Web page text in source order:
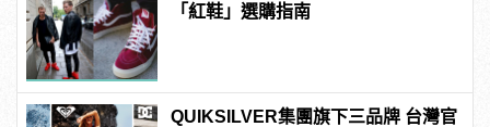
「紅鞋」選購指南
QUIKSILVER集團旗下三品牌 台灣官